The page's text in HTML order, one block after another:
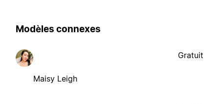
Modèles connexes
Maisy Leigh
Gratuit